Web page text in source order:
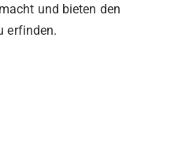
und bieten den
erfinden.